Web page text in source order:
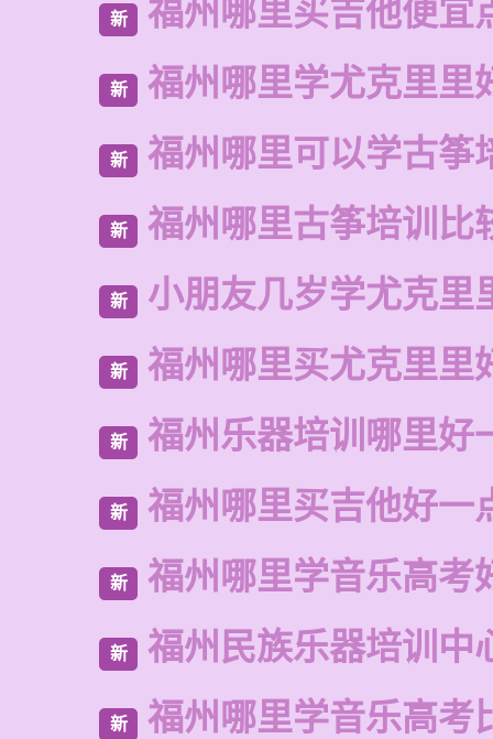
新 福州哪里买吉他便宜
新 福州哪里学尤克里里
新 福州哪里可以学古筝
新 福州哪里古筝培训比
新 小朋友几岁学尤克里
新 福州哪里买尤克里里
新 福州乐器培训哪里好
新 福州哪里买吉他好一
新 福州哪里学音乐高考
新 福州民族乐器培训中
新 福州哪里学音乐高考